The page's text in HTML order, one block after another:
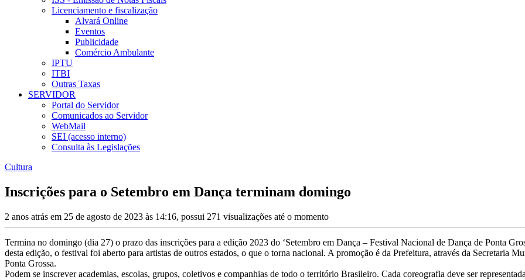
Licenciamento e fiscalização
Alvará Online
Eventos
Publicidade
Comércio Ambulante
IPTU
ITBI
Outras Taxas
SERVIDOR
Portal do Servidor
Comunicados ao Servidor
WebMail
SEI (acesso interno)
Consulta às Legislações
Cultura
Inscrições para o Setembro em Dança terminam domingo
2 anos atrás em 25 de agosto de 2023 às 14:16, possui 271 visualizações até o momento
Termina no domingo (dia 27) o prazo das inscrições para a edição 2023 do ‘Setembro em Dança – Festival Nacional de Dança de Ponta
desta edição, o festival foi aberto para artistas de outros estados, o que o torna nacional. A promoção é da Prefeitura, através da Secretaria
Ponta Grossa.
Podem se inscrever academias, escolas, grupos, coletivos e companhias de todo o território Brasileiro. Cada coreografia deve ser